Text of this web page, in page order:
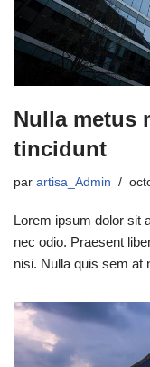
Nulla metus
tincidunt
par artisa_Admin
Lorem ipsum dolor sit
nec odio. Praesent
nisi. Nulla quis sem at